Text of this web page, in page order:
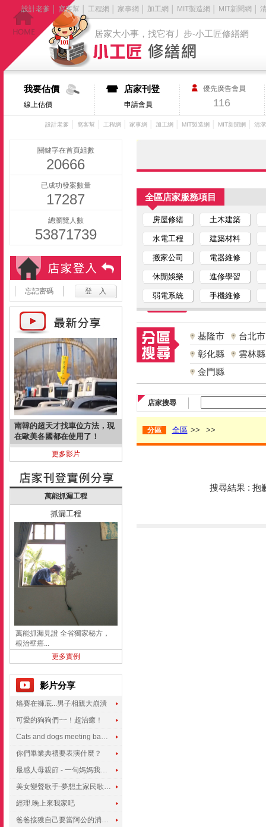
居家大小事，找它有丿步-小工匠修繕網
設計老爹 窩客幫 工程網 家事網 加工網 MIT製造網 MIT新聞網
我要估價
線上估價
店家刊登
申請會員
優先廣告會員
116
設計老爹 窩客幫 工程網 家事網 加工網 MIT製造網 MIT新聞網 清
關鍵字在首頁組數
20666
已成功發案數量
17287
總瀏覽人數
53871739
忘記密碼
南韓的超天才找車位方法，現
在歐美各國都在使用了！
更多影片
萬能抓漏工程
抓漏工程
萬能抓漏見證 全省獨家秘方，
根治壁癌...
更多實例
影片分享
烙賽在褲底...男子相親大崩潰
可愛的狗狗們~~！超治癒！
Cats and dogs meeting babies for the first time
你們畢業典禮要表演什麼？
最感人母親節 - 一句媽媽我愛你
美女變聲歌手-夢想土家民歌傳遍世界
經理.晚上來我家吧
爸爸接獲自己要當阿公的消息，反應史上最可愛!!!
全區店家服務項目
房屋修繕 土木建築
水電工程 建築材料
搬家公司 電器維修
休閒娛樂 進修學習
弱電系統 手機維修
基隆市
台北市
彰化縣
雲林縣
金門縣
店家搜尋
分區 全區 >> >>
搜尋結果 : 抱